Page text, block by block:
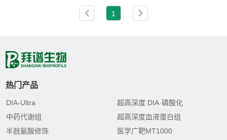
1
热门产品
DIA-Ultra
超高深度 DIA·磷酸化
中药代谢组
超高深度血液蛋白组
半胱氨酸修饰
医学广靶MT1000